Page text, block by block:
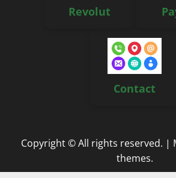
Revolut
Contact
Copyright © All rights reserved. |
themes.